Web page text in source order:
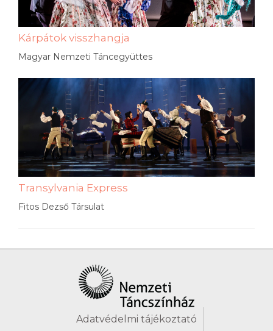
Kárpátok visszhangja
Magyar Nemzeti Táncegyüttes
Transylvania Express
Fitos Dezső Társulat
Adatvédelmi tájékoztató